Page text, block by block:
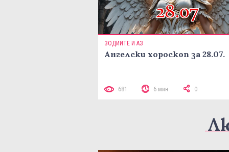
ЗОДИИТЕ И АЗ
Ангелски хороскоп за 28.07.
681 6 мин 0